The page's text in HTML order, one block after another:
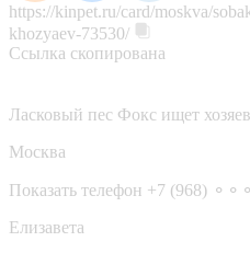
https://kinpet.ru/card/moskva/
khozyaev-73530/
Ссылка скопирована
Ласковый пес Фокс ищет хозяев
Москва
Показать телефон +7 (968)
Елизавета